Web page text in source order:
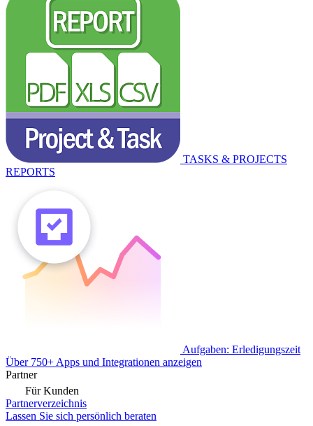
TASKS & PROJECTS
REPORTS
Aufgaben: Erledigungszeit
Über 750+ Apps und Integrationen anzeigen
Partner
Für Kunden
Partnerverzeichnis
Lassen Sie sich persönlich beraten